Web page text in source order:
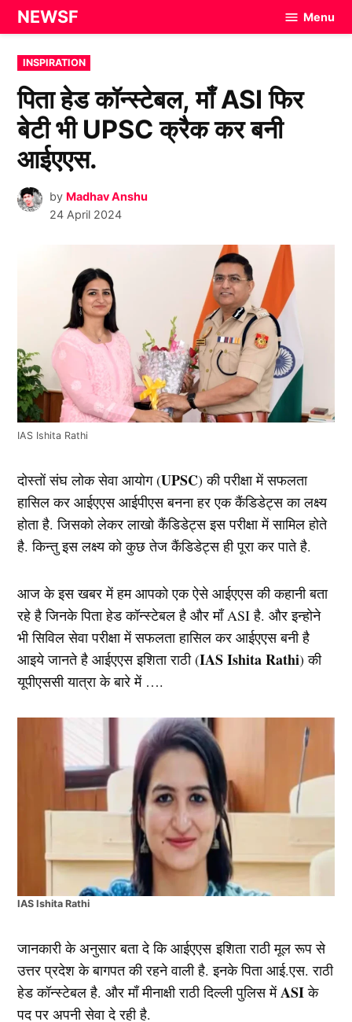
Skip
to
content
NEWSF Menu
POSTED
IN
INSPIRATION
पिता हेड कॉन्स्टेबल, माँ ASI फिर
बेटी भी UPSC क्रैक कर बनी
आईएएस.
by Madhav Anshu
24 April 2024
IAS Ishita Rathi
दोस्तों संघ लोक सेवा आयोग (UPSC) की परीक्षा में सफलता
हासिल कर आईएएस आईपीएस बनना हर एक कैंडिडेट्स का लक्ष्य
होता है. जिसको लेकर लाखो कैंडिडेट्स इस परीक्षा में सामिल होते
है. किन्तु इस लक्ष्य को कुछ तेज कैंडिडेट्स ही पूरा कर पाते है.
आज के इस खबर में हम आपको एक ऐसे आईएएस की कहानी बता
रहे है जिनके पिता हेड कॉन्स्टेबल है और माँ ASI है. और इन्होने
भी सिविल सेवा परीक्षा में सफलता हासिल कर आईएएस बनी है
आइये जानते है आईएएस इशिता राठी (IAS Ishita Rathi) की
यूपीएससी यात्रा के बारे में ….
IAS Ishita Rathi
जानकारी के अनुसार बता दे कि आईएएस इशिता राठी मूल रूप से
उत्तर प्रदेश के बागपत की रहने वाली है. इनके पिता आई.एस. राठी
हेड कॉन्स्टेबल है. और माँ मीनाक्षी राठी दिल्ली पुलिस मेंASIके
पद पर अपनी सेवा दे रही है.